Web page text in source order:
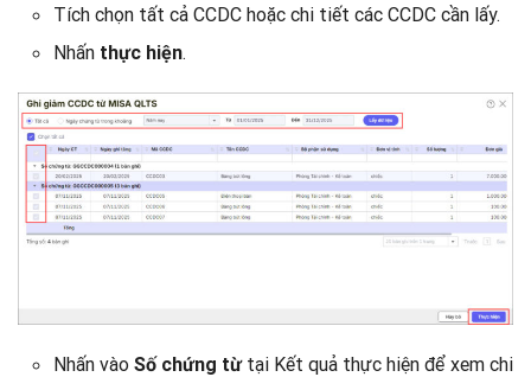
Tích chọn tất cả CCDC hoặc chi tiết các CCDC cần lấy.
Nhấn thực hiện.
Nhấn vào Số chứng từtại Kết quả thực hiện để xem chi